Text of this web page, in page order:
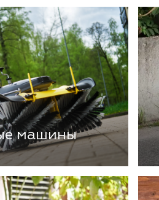
машины